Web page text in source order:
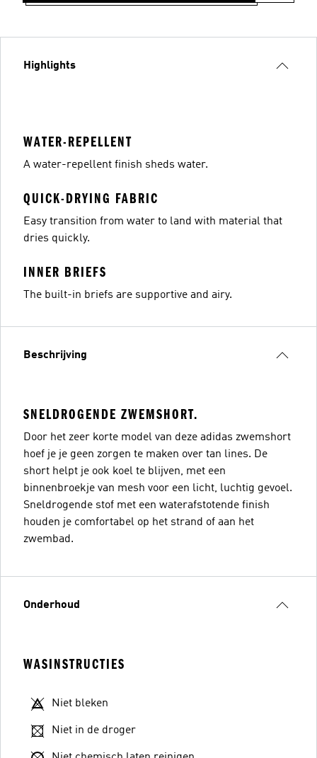
Highlights
WATER-REPELLENT
A water-repellent finish sheds water.
QUICK-DRYING FABRIC
Easy transition from water to land with material that
dries quickly.
INNER BRIEFS
The built-in briefs are supportive and airy.
Beschrijving
SNELDROGENDE ZWEMSHORT.
Door het zeer korte model van deze adidas zwemshort
hoef je je geen zorgen te maken over tan lines. De
short helpt je ook koel te blijven, met een
binnenbroekje van mesh voor een licht, luchtig gevoel.
Sneldrogende stof met een waterafstotende finish
houden je comfortabel op het strand of aan het
zwembad.
Onderhoud
WASINSTRUCTIES
Niet bleken
Niet in de droger